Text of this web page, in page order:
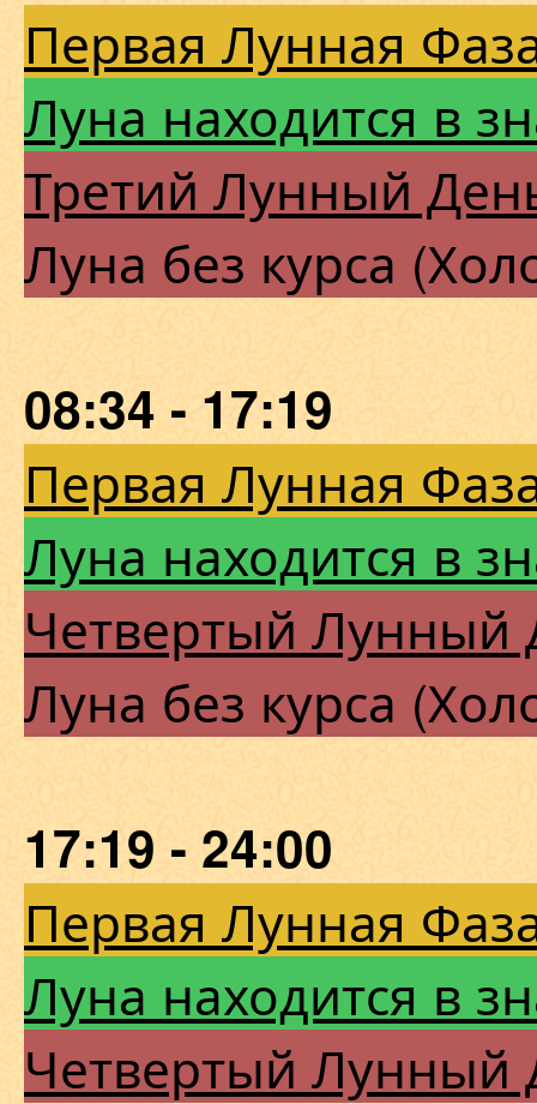
Первая Лунная
Луна находится в
Третий Лунный
Луна без курса
08:34 - 17:19
Первая Лунная
Луна находится в
Четвертый Лунный
Луна без курса
17:19 - 24:00
Первая Лунная
Луна находится в
Четвертый Лунный